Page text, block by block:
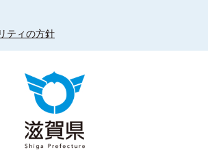
ティの方針